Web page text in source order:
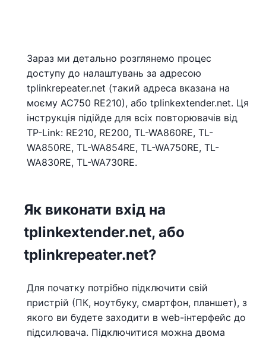
Зараз ми детально розглянемо процес
доступу до налаштувань за адресою
tplinkrepeater.net (такий адреса вказана на
моєму AC750 RE210), або tplinkextender.net. Ця
інструкція підійде для всіх повторювачів від
TP-Link: RE210, RE200, TL-WA860RE, TL-
WA850RE, TL-WA854RE, TL-WA750RE, TL-
WA830RE, TL-WA730RE.
Як виконати вхід на
tplinkextender.net, або
tplinkrepeater.net?
Для початку потрібно підключити свій
пристрій (ПК, ноутбуку, смартфон, планшет), з
якого ви будете заходити в web-інтерфейс до
підсилювача. Підключитися можна двома